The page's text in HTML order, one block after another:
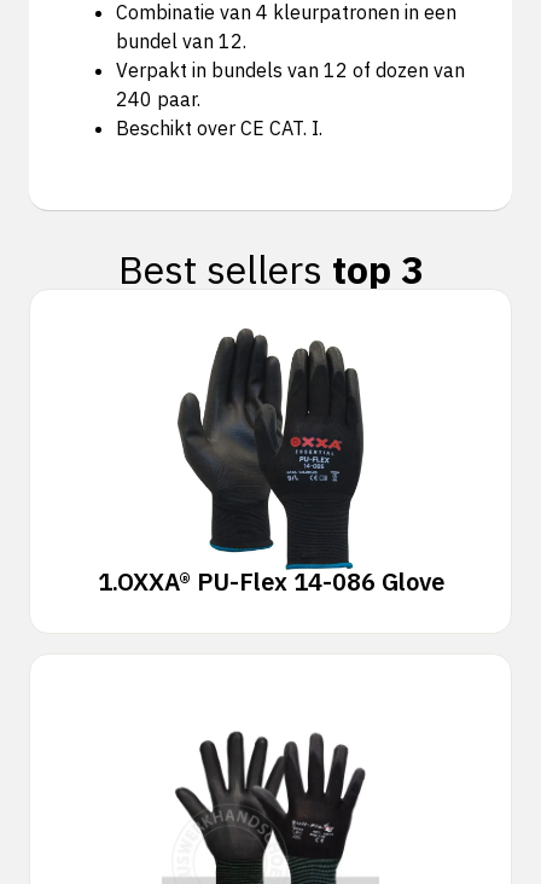
Combinatie van 4 kleurpatronen in een
bundel van 12.
Verpakt in bundels van 12 of dozen van
240 paar.
Beschikt over CE CAT. I.
Best sellers top 3
1.OXXA® PU-Flex 14-086 Glove